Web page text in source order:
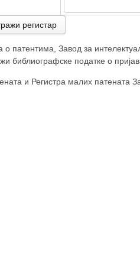
регистар
патентима, Завод за
библиографске податке о
и Регистра малих патената